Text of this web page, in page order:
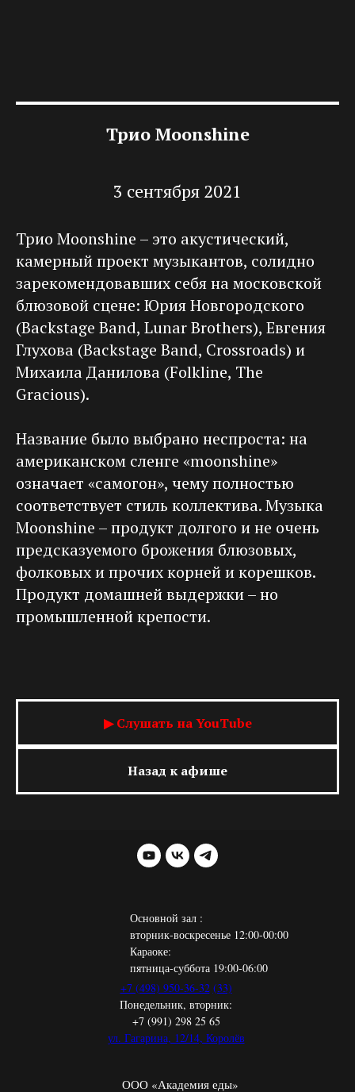
Трио Moonshine
3 сентября 2021
Трио Moonshine – это акустический,
камерный проект музыкантов, солидно
зарекомендовавших себя на московской
блюзовой сцене: Юрия Новгородского
(Backstage Band, Lunar Brothers), Евгения
Глухова (Backstage Band, Crossroads) и
Михаила Данилова (Folkline, The
Gracious).
Название было выбрано неспроста: на
американском сленге «moonshine»
означает «самогон», чему полностью
соответствует стиль коллектива. Музыка
Moonshine – продукт долгого и не очень
предсказуемого брожения блюзовых,
фолковых и прочих корней и корешков.
Продукт домашней выдержки – но
промышленной крепости.
▶ Слушать на YouTube
Назад к афише
+7 (498) 950-36-32 (33)
Понедельник, вторник:
+7 (991) 298 25 65
ул. Гагарина, 12/14, Королёв
Основной зал :
вторник-воскресенье 12:00-00:00
Караоке:
пятница-суббота 19:00-06:00
ООО «Академия еды»